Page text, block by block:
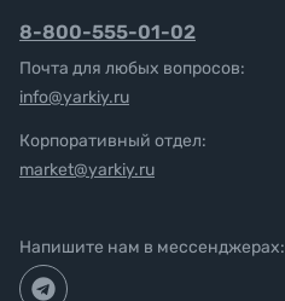
8-800-555-01-02
Почта для любых вопросов:
info@yarkiy.ru
Корпоративный отдел:
market@yarkiy.ru
Напишите нам в мессенджерах: